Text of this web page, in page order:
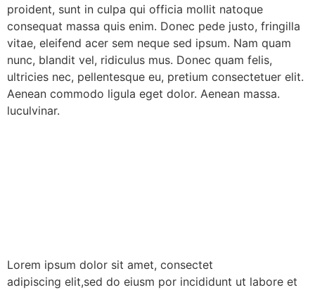
proident, sunt in culpa qui officia mollit natoque
consequat massa quis enim. Donec pede justo, fringilla
vitae, eleifend acer sem neque sed ipsum. Nam quam
nunc, blandit vel, ridiculus mus. Donec quam felis,
ultricies nec, pellentesque eu, pretium consectetuer elit.
Aenean commodo ligula eget dolor. Aenean massa.
luculvinar.
Lorem ipsum dolor sit amet, consectet
adipiscing elit,sed do eiusm por incididunt ut labore et